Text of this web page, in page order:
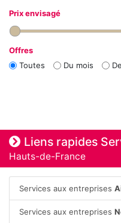
Prix envisagé
Offres
Toutes
Du mois
Liens rapides
Hauts-de-France
Services aux entreprises
Services aux entreprises